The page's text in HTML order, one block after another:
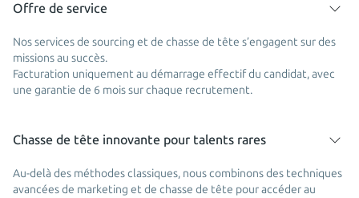
Offre de service
Nos services de sourcing et de chasse de tête s’engagent sur des
missions au succès.
Facturation uniquement au démarrage effectif du candidat, avec
une garantie de 6 mois sur chaque recrutement.
Chasse de tête innovante pour talents rares
Au-delà des méthodes classiques, nous combinons des techniques
avancées de marketing et de chasse de tête pour accéder au